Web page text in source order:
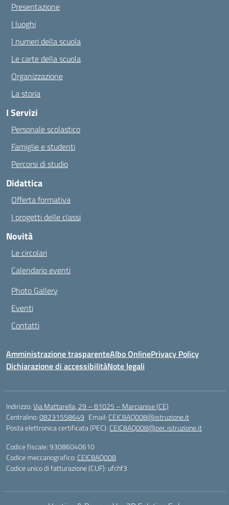
Presentazione
I luoghi
I numeri della scuola
Le carte della scuola
Organizzazione
La storia
I Servizi
Personale scolastico
Famiglie e studenti
Percorsi di studio
Didattica
Offerta formativa
I progetti delle classi
Novità
Le circolari
Calendario eventi
Photo Gallery
Eventi
Contatti
Amministrazione trasparenteAlbo OnlinePrivacy Policy
Dichiarazione di accessibilitàNote legali
Indirizzo:Via Mattarella, 29 – 81025 – Marcianise (CE)
Centralino:08231558649 Email: CEIC8AQ008@istruzione.it
Posta elettronica certificata (PEC): CEIC8AQ008@pec.istruzione.it
Codice fiscale: 93086040610
Codice meccanografico: CEIC8AQ008
Codice unico di fatturazione (CUF): ufchf3